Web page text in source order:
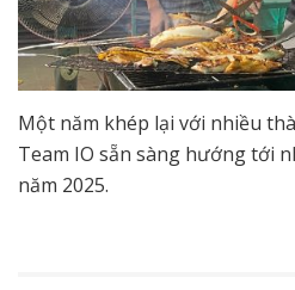
Một năm khép lại với nhiều
Team IO sẵn sàng hướng tới
năm 2025.